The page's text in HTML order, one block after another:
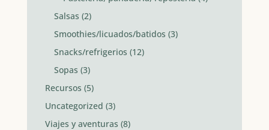
Salsas (2)
Smoothies/licuados/batidos (3)
Snacks/refrigerios (12)
Sopas (3)
Recursos (5)
Uncategorized (3)
Viajes y aventuras (8)